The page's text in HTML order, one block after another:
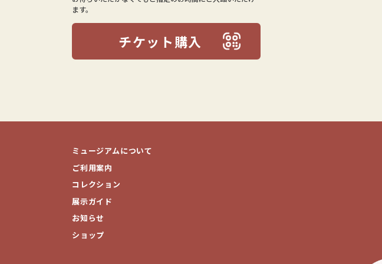
ます。
チケット購入
ミュージアムについて
ご利用案内
コレクション
展示ガイド
お知らせ
ショップ